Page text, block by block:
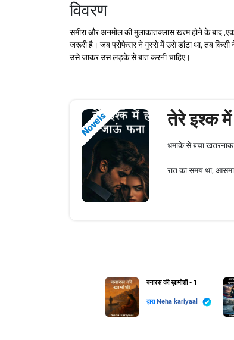
विवरण
समीरा और अनमोल की मुलाकातक्लास खत्म होने के बाद
जरूरी है। जब प्रोफेसर ने गुस्से में उसे डांटा था, तब किसी
उसे जाकर उस लड़के से बात करनी चाहिए।
Novels तेरे इश्क
धमाके से बचा
रात का समय था,
बनारस की ख़ामोशी - 1
द्वारा Neha kariyaal